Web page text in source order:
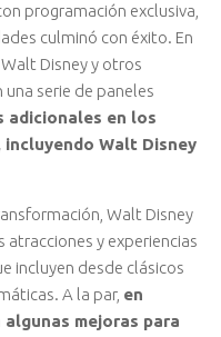
programación exclusiva,
culminó con éxito. En
Disney y otros
serie de paneles
adicionales en los
Walt Disney
Walt Disney
atracciones y experiencias
incluyen desde clásicos
A la par, en
mejoras para